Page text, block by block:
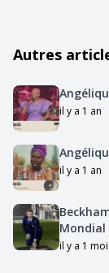
Autres
il y a 1 an
il y a 1 an
Mondial
il y a 1